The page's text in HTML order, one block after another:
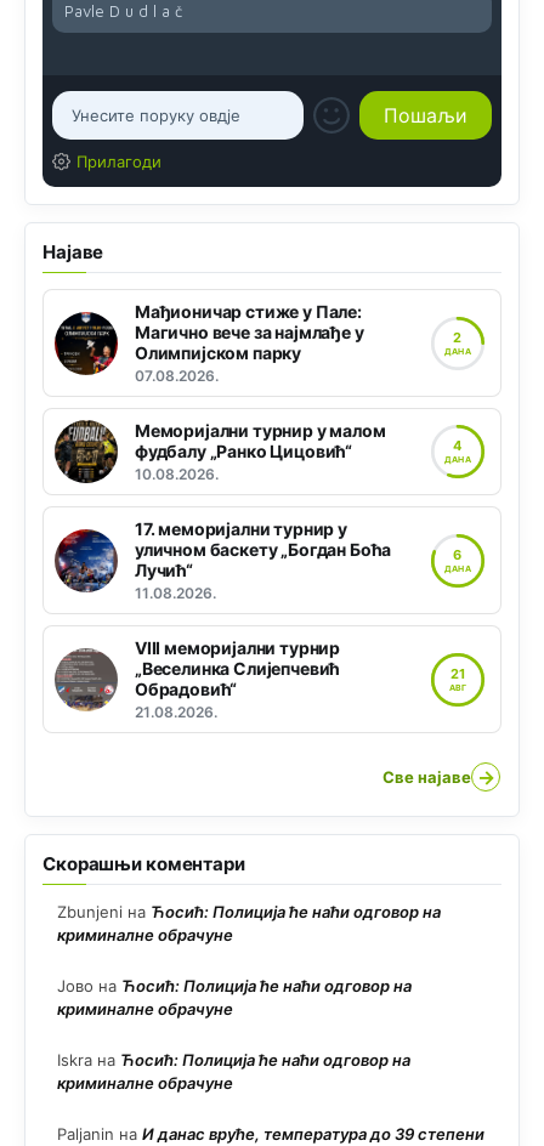
Pavle D u d l a č
Прилагоди
Најаве
Мађионичар стиже у Пале:
Магично вече за најмлађе у
Олимпијском парку
07.08.2026.
2
ДАНА
Меморијални турнир у малом
фудбалу „Ранко Цицовић“
10.08.2026.
4
ДАНА
17. меморијални турнир у
уличном баскету „Богдан Боћа
Лучић“
11.08.2026.
6
ДАНА
VIII меморијални турнир
„Веселинка Слијепчевић
Обрадовић“
21.08.2026.
21
АВГ
Све најаве →
Скорашњи коментари
Zbunjeni на Ћосић: Полиција ће наћи одговор на
криминалне обрачуне
Јово на Ћосић: Полиција ће наћи одговор на
криминалне обрачуне
Iskra на Ћосић: Полиција ће наћи одговор на
криминалне обрачуне
Paljanin на И данас вруће, температура до 39 степени